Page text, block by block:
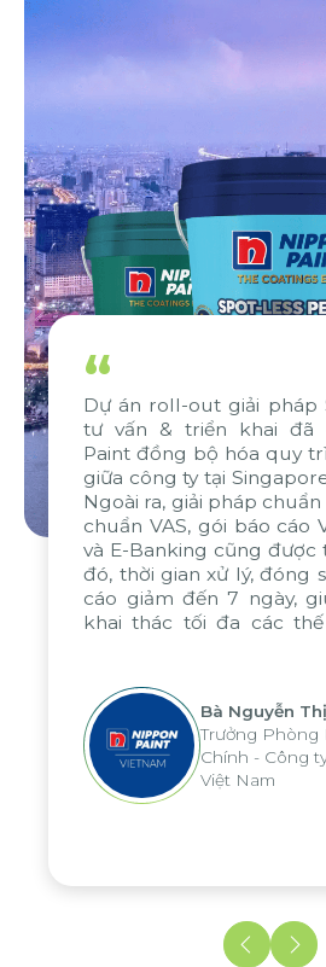
“
Dự án roll-out giải pháp
tư vấn & triển khai đã
Paint đồng bộ hóa quy
giữa công ty tại
Ngoài ra, giải pháp
chuẩn VAS, gói báo cáo
và E-Banking cũng được
đó, thời gian xử lý, đóng
cáo giảm đến 7 ngày,
khai thác tối đa các
thống báo cáo phân tích
áp dụng cho nhiều
đơn vị
Bà Nguyễn
Trưởng Phòng
Chính - Công
Việt Nam